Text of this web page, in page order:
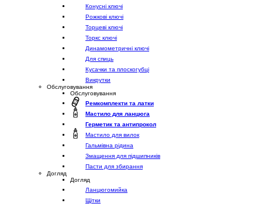
Конусні ключі
Рожкові ключі
Торцеві ключі
Торкс ключі
Динамометричні ключі
Для спиць
Кусачки та плоскогубці
Викрутки
Обслуговування
Обслуговування
Ремкомплекти та латки
Мастило для ланцюга
Герметик та антипрокол
Мастило для вилок
Гальмівна рідина
Змащення для підшипників
Пасти для збирання
Догляд
Догляд
Ланцюгомийка
Щітки